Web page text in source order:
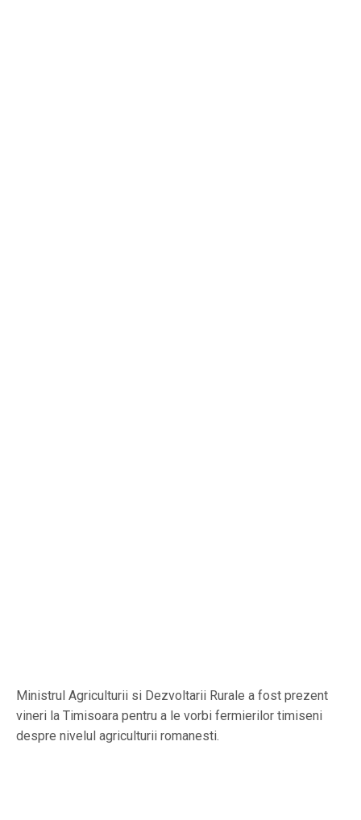
Ministrul Agriculturii si Dezvoltarii Rurale a fost prezent
vineri la Timisoara pentru a le vorbi fermierilor timiseni
despre nivelul agriculturii romanesti.